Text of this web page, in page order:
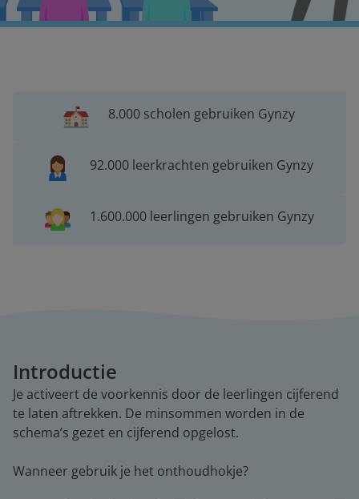
8.000 scholen gebruiken Gynzy
92.000 leerkrachten gebruiken Gynzy
1.600.000 leerlingen gebruiken Gynzy
Introductie
Je activeert de voorkennis door de leerlingen cijferend
te laten aftrekken. De minsommen worden in de
schema’s gezet en cijferend opgelost.
Wanneer gebruik je het onthoudhokje?